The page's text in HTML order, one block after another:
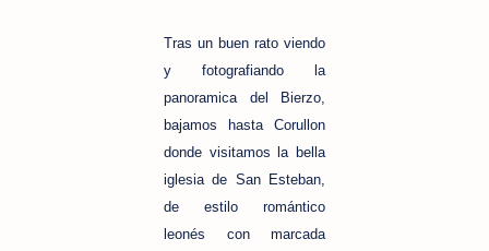
Tras un buen rato viendo
y fotografiando la
panoramica del Bierzo,
bajamos hasta Corullon
donde visitamos la bella
iglesia de San Esteban,
de estilo romántico
leonés con marcada